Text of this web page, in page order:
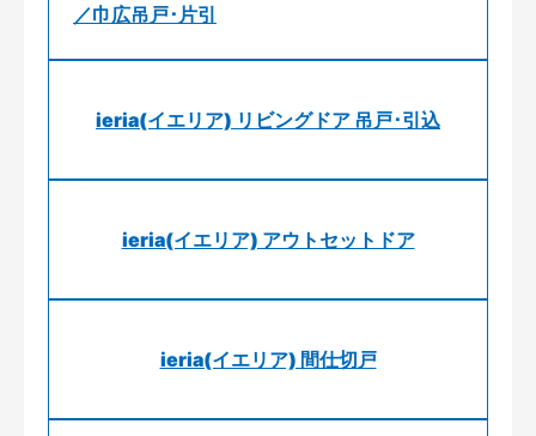
／巾広吊戸･片引
ieria(イエリア) リビングドア 吊戸･引込
ieria(イエリア) アウトセットドア
ieria(イエリア) 間仕切戸